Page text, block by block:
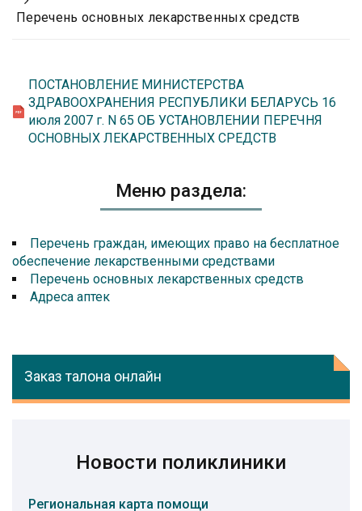
Перечень основных лекарственных средств
ПОСТАНОВЛЕНИЕ МИНИСТЕРСТВА
ЗДРАВООХРАНЕНИЯ РЕСПУБЛИКИ БЕЛАРУСЬ 16
июля 2007 г. N 65 ОБ УСТАНОВЛЕНИИ ПЕРЕЧНЯ
ОСНОВНЫХ ЛЕКАРСТВЕННЫХ СРЕДСТВ
Меню раздела:
Перечень граждан, имеющих право на бесплатное
обеспечение лекарственными средствами
Перечень основных лекарственных средств
Адреса аптек
Заказ талона онлайн
Новости поликлиники
Региональная карта помощи